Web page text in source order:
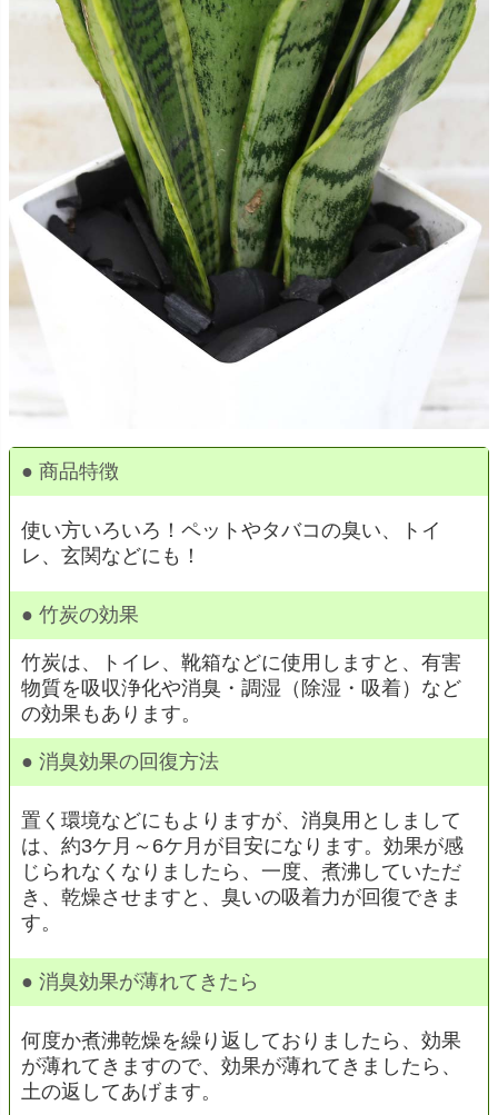
● 商品特徴
使い方いろいろ！ペットやタバコの臭い、トイ
レ、玄関などにも！
● 竹炭の効果
竹炭は、トイレ、靴箱などに使用しますと、有害
物質を吸収浄化や消臭・調湿（除湿・吸着）など
の効果もあります。
● 消臭効果の回復方法
置く環境などにもよりますが、消臭用としまして
は、約3ケ月～6ケ月が目安になります。効果が感
じられなくなりましたら、一度、煮沸していただ
き、乾燥させますと、臭いの吸着力が回復できま
す。
● 消臭効果が薄れてきたら
何度か煮沸乾燥を繰り返しておりましたら、効果
が薄れてきますので、効果が薄れてきましたら、
土の返してあげます。